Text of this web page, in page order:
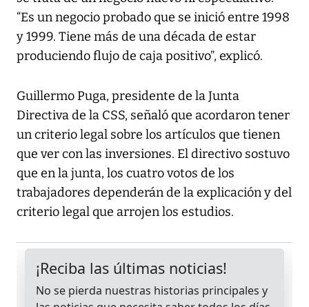
“Es un negocio probado que se inició entre 1998
y 1999. Tiene más de una década de estar
produciendo flujo de caja positivo”, explicó.
Guillermo Puga, presidente de la Junta
Directiva de la CSS, señaló que acordaron tener
un criterio legal sobre los artículos que tienen
que ver con las inversiones. El directivo sostuvo
que en la junta, los cuatro votos de los
trabajadores dependerán de la explicación y del
criterio legal que arrojen los estudios.